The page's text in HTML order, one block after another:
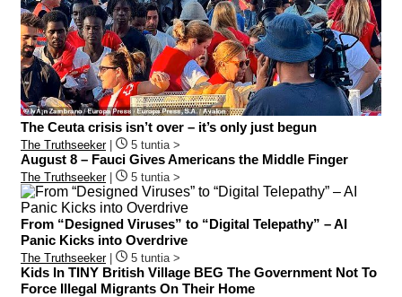
The Ceuta crisis isn’t over – it’s only just begun
The Truthseeker| 5 tuntia >
August 8 – Fauci Gives Americans the Middle Finger
The Truthseeker| 5 tuntia >
From “Designed Viruses” to “Digital Telepathy” – AI
Panic Kicks into Overdrive
The Truthseeker| 5 tuntia >
Kids In TINY British Village BEG The Government Not To
Force Illegal Migrants On Their Home